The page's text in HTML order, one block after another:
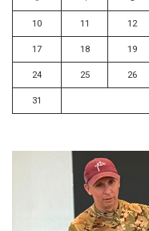
10 11 12
17 18 19
24 25 26
31